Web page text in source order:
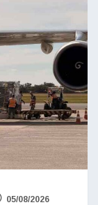
05/08/2026